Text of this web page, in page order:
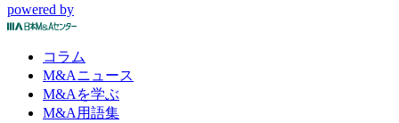
powered by
コラム
M&Aニュース
M&Aを学ぶ
M&A 用語集